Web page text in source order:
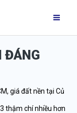
ĐÁNG
giá đất nền tại Củ
thậm chí nhiều hơn